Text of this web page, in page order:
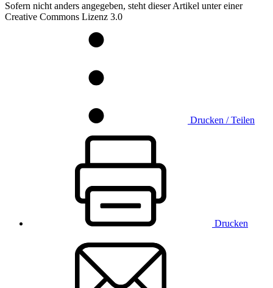
Sofern nicht anders angegeben, steht dieser Artikel unter einer
Creative Commons Lizenz 3.0
Drucken / Teilen
Drucken